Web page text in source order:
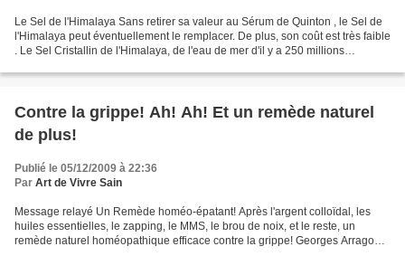
Le Sel de l'Himalaya Sans retirer sa valeur au Sérum de Quinton , le Sel de
l'Himalaya peut éventuellement le remplacer. De plus, son coût est très faible
. Le Sel Cristallin de l'Himalaya, de l'eau de mer d'il y a 250 millions
Contre la grippe! Ah! Ah! Et un remède naturel
de plus!
Publié le 05/12/2009 à 22:36
Par Art de Vivre Sain
Message relayé Un Remède homéo-épatant! Après l'argent colloïdal, les
huiles essentielles, le zapping, le MMS, le brou de noix, et le reste, un
remède naturel homéopathique efficace contre la grippe! Georges Arragon &